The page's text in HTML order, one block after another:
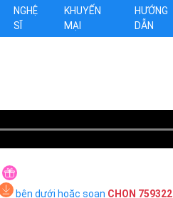
NGHỆ
SĨ
KHUYẾN
MẠI
HƯỚNG
DẪN
bên dưới hoặc soạn CHON 759322